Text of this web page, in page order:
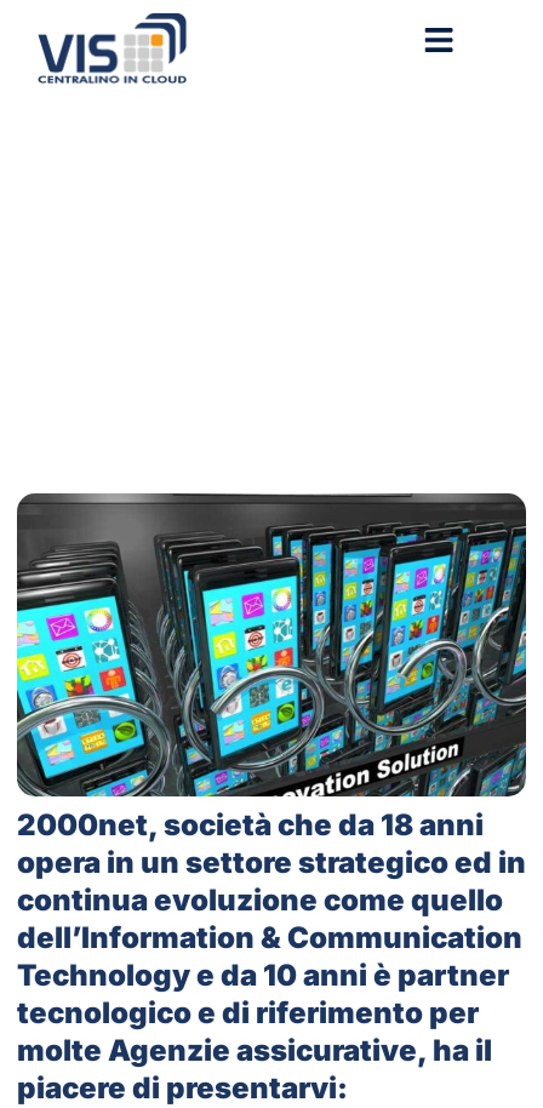
2000net, società che da 18 anni
opera in un settore strategico ed in
continua evoluzione come quello
dell’Information & Communication
Technology e da 10 anni è partner
tecnologico e di riferimento per
molte Agenzie assicurative, ha il
piacere di presentarvi: